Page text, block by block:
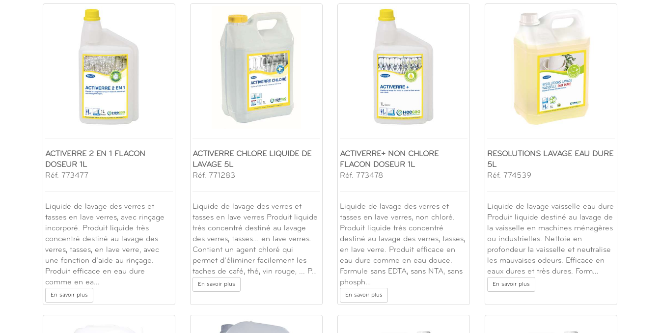
ACTIVERRE 2 EN 1 FLACON
DOSEUR 1L
Réf. 773477
Liquide de lavage des verres et
tasses en lave verres, avec rinçage
incorporé. Produit liquide très
concentré destiné au lavage des
verres, tasses, en lave verre, avec
une fonction d’aide au rinçage.
Produit efficace en eau dure
comme en ea…
En savoir plus
ACTIVERRE CHLORE LIQUIDE DE
LAVAGE 5L
Réf. 771283
Liquide de lavage des verres et
tasses en lave verres Produit liquide
très concentré destiné au lavage
des verres, tasses... en lave verres.
Contient un agent chloré qui
permet d’éliminer facilement les
taches de café, thé, vin rouge, ... P…
En savoir plus
ACTIVERRE+ NON CHLORE
FLACON DOSEUR 1L
Réf. 773478
Liquide de lavage des verres et
tasses en lave verres, non chloré.
Produit liquide très concentré
destiné au lavage des verres, tasses,
en lave verre. Produit efficace en
eau dure comme en eau douce.
Formule sans EDTA, sans NTA, sans
phosph…
En savoir plus
RESOLUTIONS LAVAGE EAU DURE
5L
Réf. 774539
Liquide de lavage vaisselle eau dure
Produit liquide destiné au lavage de
la vaisselle en machines ménagères
ou industrielles. Nettoie en
profondeur la vaisselle et neutralise
les mauvaises odeurs. Efficace en
eaux dures et très dures. Form…
En savoir plus